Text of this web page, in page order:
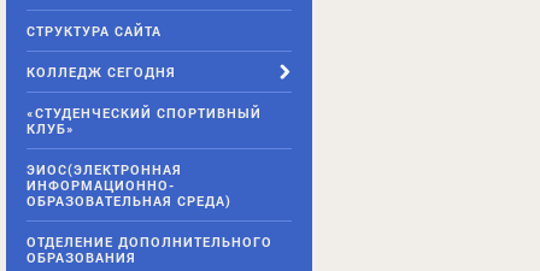
СТРУКТУРА САЙТА
КОЛЛЕДЖ СЕГОДНЯ
«СТУДЕНЧЕСКИЙ СПОРТИВНЫЙ
КЛУБ»
ЭИОС(ЭЛЕКТРОННАЯ
ИНФОРМАЦИОННО-
ОБРАЗОВАТЕЛЬНАЯ СРЕДА)
ОТДЕЛЕНИЕ ДОПОЛНИТЕЛЬНОГО
ОБРАЗОВАНИЯ